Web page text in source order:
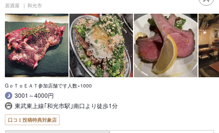
居酒屋 和光市
GｏＴｏＥＡＴ参加店舗です人数×1000
3001～4000円
東武東上線｢和光市駅｣南口より徒歩1分
口コミ投稿特典対象店